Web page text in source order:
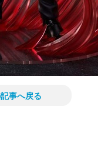
事へ戻る